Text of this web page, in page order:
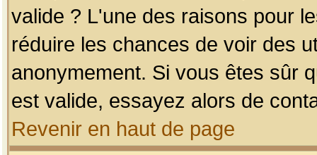
valide ? L'une des raisons pour
réduire les chances de voir des
anonymement. Si vous êtes sûr
est valide, essayez alors de
Revenir en haut de page